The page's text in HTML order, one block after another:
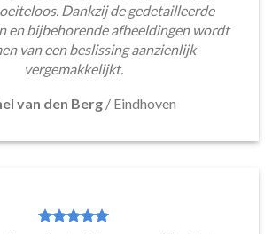
Dankzij de gedetailleerde
en bijbehorende afbeeldingen wordt
van een beslissing aanzienlijk
vergemakkelijkt.
van den Berg / Eindhoven